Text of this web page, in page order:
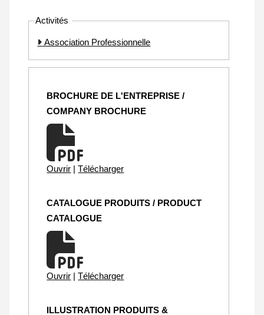
Activités
Association Professionnelle
BROCHURE DE L'ENTREPRISE /
COMPANY BROCHURE
Ouvrir | Télécharger
CATALOGUE PRODUITS / PRODUCT
CATALOGUE
Ouvrir | Télécharger
ILLUSTRATION PRODUITS &